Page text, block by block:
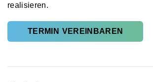
realisieren.
TERMIN VEREINBAREN